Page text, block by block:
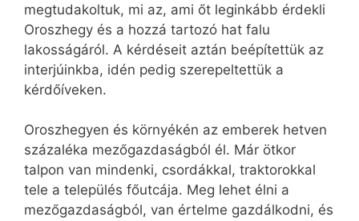
megtudakoltuk, mi az, ami őt leginkább érdekli
Oroszhegy és a hozzá tartozó hat falu
lakosságáról. A kérdéseit aztán beépítettük az
interjúinkba, idén pedig szerepeltettük a
kérdőíveken.
Oroszhegyen és környékén az emberek hetven
százaléka mezőgazdaságból él. Már ötkor
talpon van mindenki, csordákkal, traktorokkal
tele a település főutcája. Meg lehet élni a
mezőgazdaságból, van értelme gazdálkodni, és